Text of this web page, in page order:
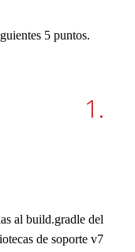
5 puntos.
1.
al build.gradle del
de soporte v7